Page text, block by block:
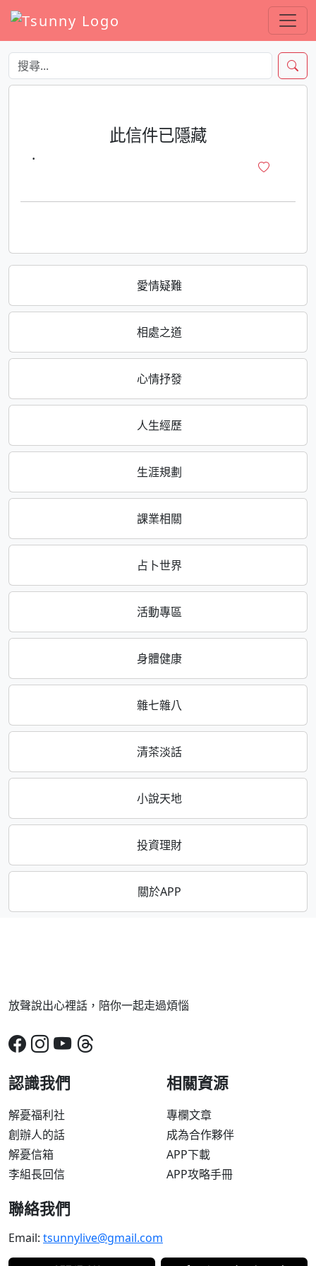
愛情疑難
相處之道
心情抒發
人生經歷
生涯規劃
課業相關
占卜世界
活動專區
身體健康
雜七雜八
清茶淡話
小說天地
投資理財
關於APP
此信件已隱藏
·
放聲說出心裡話，陪你一起走過煩惱
認識我們
解憂福利社
創辦人的話
解憂信箱
李組長回信
相關資源
專欄文章
成為合作夥伴
APP下載
APP攻略手冊
聯絡我們
Email: tsunnylive@gmail.com